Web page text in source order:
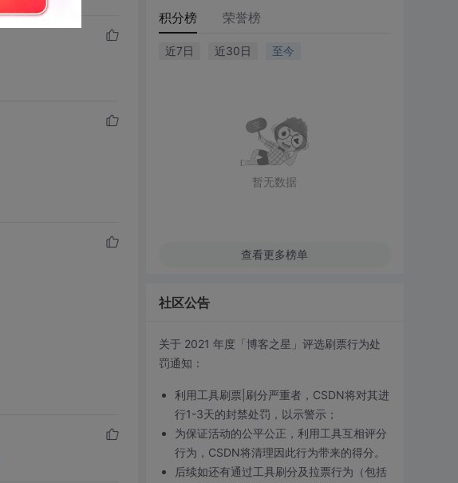
积分榜 荣誉榜
近7日 近30日 至今
暂无数据
查看更多榜单
社区公告
关于 2021 年度「博客之星」评选刷票行为处
罚通知：
利用工具刷票|刷分严重者，CSDN将对其进
行1-3天的封禁处罚，以示警示；
为保证活动的公平公正，利用工具互相评分
行为，CSDN将清理因此行为带来的得分。
后续如还有通过工具刷分及拉票行为（包括